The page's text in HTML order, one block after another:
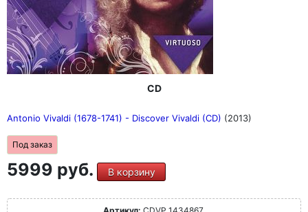
CD
Antonio Vivaldi (1678-1741) - Discover Vivaldi (CD) (2013)
Под заказ
5999 руб. В корзину